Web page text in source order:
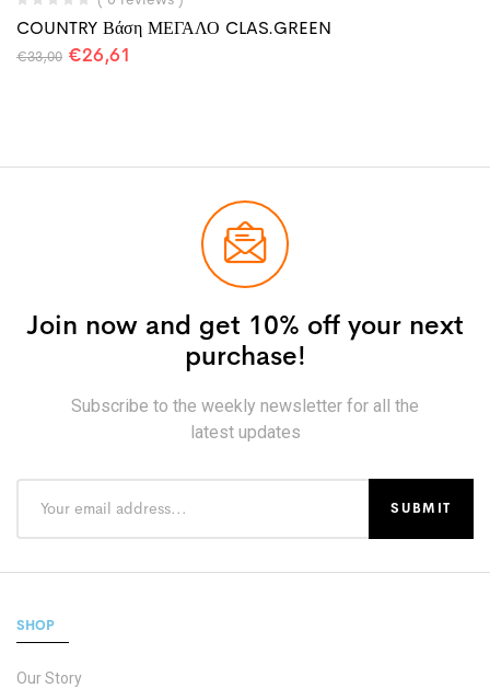
COUNTRY Βάση ΜΕΓΑΛΟ CLAS.GREEN
€33,00 €26,61
Join now and get 10% off your next
purchase!
Subscribe to the weekly newsletter for all the
latest updates
SHOP
Our Story